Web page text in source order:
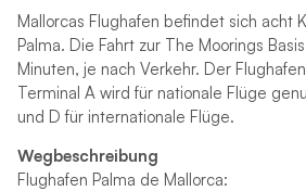
Mallorcas Flughafen befindet sich acht
Palma. Die Fahrt zur The Moorings
Minuten, je nach Verkehr. Der
Terminal A wird für nationale Flüge
und D für internationale Flüge.
Wegbeschreibung
Flughafen Palma de Mallorca: